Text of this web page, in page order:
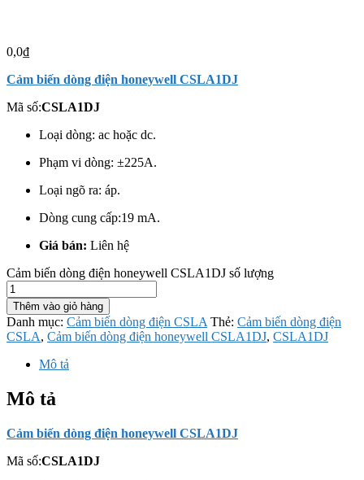
0,0₫
Cảm biến dòng điện honeywell CSLA1DJ
Mã số:CSLA1DJ
Loại dòng: ac hoặc dc.
Phạm vi dòng: ±225A.
Loại ngõ ra: áp.
Dòng cung cấp:19 mA.
Giá bán: Liên hệ
Cảm biến dòng điện honeywell CSLA1DJ số lượng
Thêm vào giỏ hàng
Danh mục: Cảm biến dòng điện CSLA Thẻ: Cảm biến dòng điện
CSLA, Cảm biến dòng điện honeywell CSLA1DJ, CSLA1DJ
Mô tả
Mô tả
Cảm biến dòng điện honeywell CSLA1DJ
Mã số:CSLA1DJ